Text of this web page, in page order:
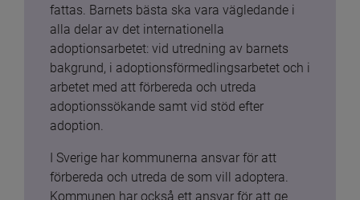
fattas. Barnets bästa ska vara vägledande i
alla delar av det internationella
adoptionsarbetet: vid utredning av barnets
bakgrund, i adoptionsförmedlingsarbetet och i
arbetet med att förbereda och utreda
adoptionssökande samt vid stöd efter
adoption.
I Sverige har kommunerna ansvar för att
förbereda och utreda de som vill adoptera.
Kommunen har också ett ansvar för att ge